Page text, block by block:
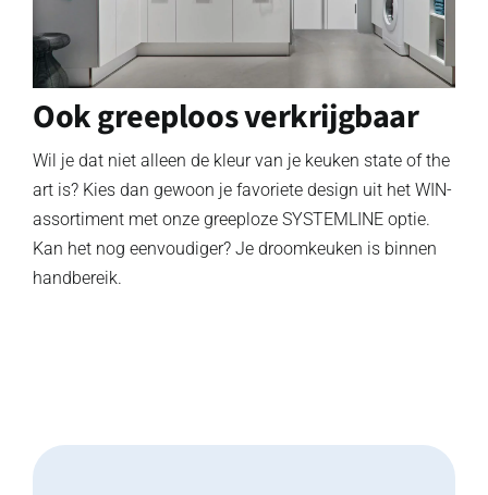
Ook greeploos verkrijgbaar
Wil je dat niet alleen de kleur van je keuken state of the
art is? Kies dan gewoon je favoriete design uit het WIN-
assortiment met onze greeploze SYSTEMLINE optie.
Kan het nog eenvoudiger? Je droomkeuken is binnen
handbereik.